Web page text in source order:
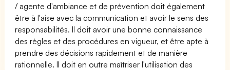
/ agente d'ambiance et de prévention doit également
être à l'aise avec la communication et avoir le sens des
responsabilités. Il doit avoir une bonne connaissance
des règles et des procédures en vigueur, et être apte à
prendre des décisions rapidement et de manière
rationnelle. Il doit en outre maîtriser l'utilisation des